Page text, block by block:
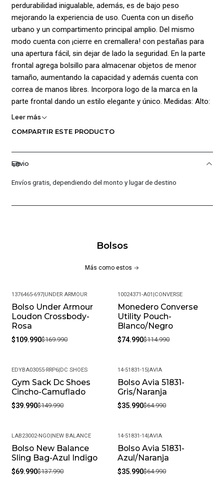
perdurabilidad inigualable, además, es de bajo peso
mejorando la experiencia de uso. Cuenta con un diseño
urbano y un compartimento principal amplio. Del mismo
modo cuenta con ¡cierre en cremallera! con pestañas para
una apertura fácil, sin dejar de lado la seguridad. En la parte
frontal agrega bolsillo para almacenar objetos de menor
tamaño, aumentando la capacidad y además cuenta con
correa de manos libres. Incorpora logo de la marca en la
parte frontal dando un estilo elegante y único. Medidas: Alto:
26 cm, Ancho: 21 cm, Profundidad: 4 cm. Capacidad: 2 L.
Leer más
COMPARTIR ESTE PRODUCTO
Envio
Envíos gratis, dependiendo del monto y lugar de destino
Bolsos
Más como estos
-35%
1376465-697|UNDER ARMOUR
Bolso Under Armour
Loudon Crossbody-
Rosa
$109.990$169.990
-35%
10024371-A01 |CONVERSE
Monedero Converse
Utility Pouch-
Blanco/Negro
$74.990$114.990
-73%
EDYBA03055-RRP6|DC SHOES
Gym Sack Dc Shoes
Cincho-Camuflado
$39.990$149.990
-45%
14-51831-15|AVIA
Bolso Avia 51831-
Gris/Naranja
$35.990$64.990
-49%
LAB23002-NGO|NEW BALANCE
Bolso New Balance
Sling Bag-Azul Indigo
$69.990$137.990
-45%
14-51831-14|AVIA
Bolso Avia 51831-
Azul/Naranja
$35.990$64.990